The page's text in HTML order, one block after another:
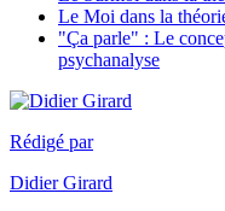
Le Moi dans la
"Ça parle" : Le
psychanalyse
Rédigé par
Didier Girard